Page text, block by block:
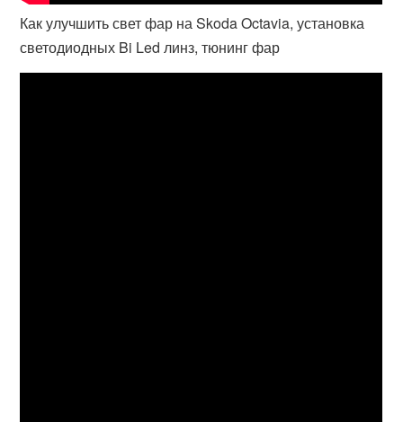
Как улучшить свет фар на Skoda Octavia, установка
светодиодных Bi Led линз, тюнинг фар